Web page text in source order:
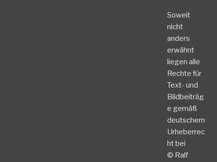
Soweit
nicht
anders
erwähnt
liegen alle
Rechte für
Text- und
Bildbeiträg
e gemäß
deutschem
Urheberrec
ht bei
© Ralf